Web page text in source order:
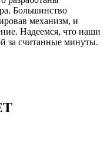
Большинство
механизм, и
Надеемся, что наши
за считанные минуты.